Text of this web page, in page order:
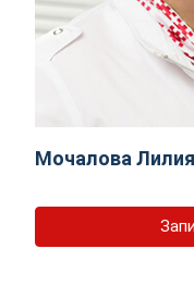
Мочалова